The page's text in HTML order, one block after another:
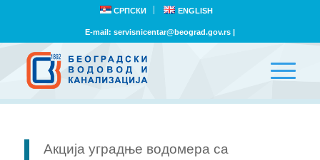
СРПСКИ ENGLISH
E-mail: servisnicentar@beograd.gov.rs|
Акција уградње водомера са